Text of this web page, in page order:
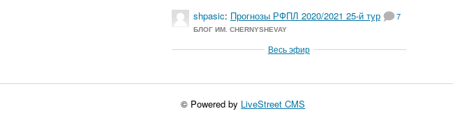
shpasic: Прогнозы РФПЛ 2020/2021 25-й тур 7
БЛОГ ИМ. CHERNYSHEVAY
Весь эфир
© Powered by LiveStreet CMS